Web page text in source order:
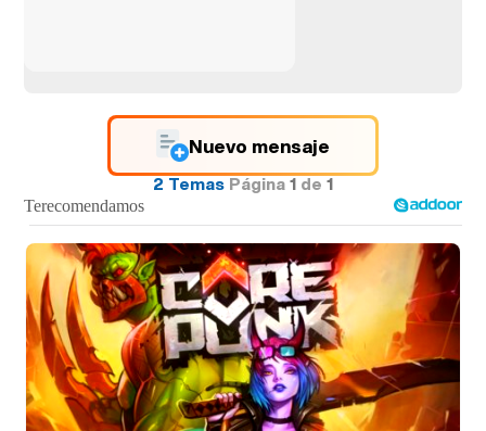
Nuevo mensaje
2 TemasPágina1de1